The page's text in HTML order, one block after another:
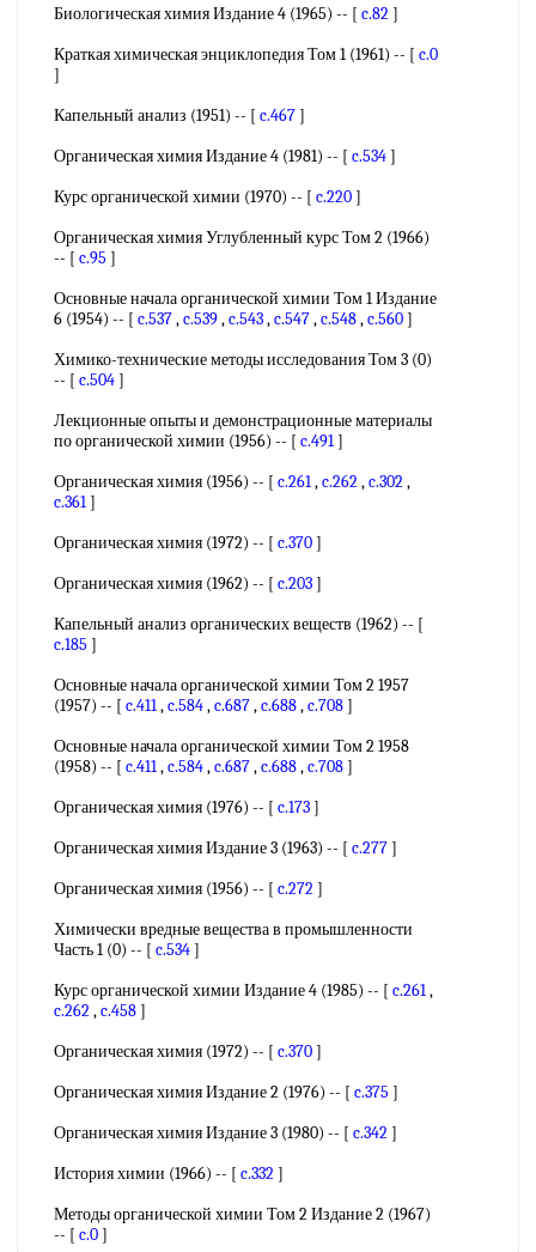
Биологическая химия Издание 4 (1965) -- [ c.82]
Краткая химическая энциклопедия Том 1 (1961) -- [ c.0
]
Капельный анализ (1951) -- [ c.467]
Органическая химия Издание 4 (1981) -- [ c.534]
Курс органической химии (1970) -- [ c.220]
Органическая химия Углубленный курс Том 2 (1966)
-- [ c.95 ]
Основные начала органической химии Том 1 Издание
6 (1954) -- [ c.537,c.539,c.543,c.547,c.548,c.560]
Химико-технические методы исследования Том 3 (0)
-- [ c.504]
Лекционные опыты и демонстрационные материалы
по органической химии (1956) -- [ c.491]
Органическая химия (1956) -- [ c.261,c.262,c.302,
c.361]
Органическая химия (1972) -- [ c.370]
Органическая химия (1962) -- [ c.203]
Капельный анализ органических веществ (1962) -- [
c.185 ]
Основные начала органической химии Том 2 1957
(1957) -- [ c.411,c.584,c.687,c.688,c.708]
Основные начала органической химии Том 2 1958
(1958) -- [ c.411,c.584,c.687,c.688,c.708]
Органическая химия (1976) -- [ c.173]
Органическая химия Издание 3 (1963) -- [ c.277]
Органическая химия (1956) -- [ c.272]
Химически вредные вещества в промышленности
Часть 1 (0) -- [ c.534]
Курс органической химии Издание 4 (1985) -- [ c.261,
c.262,c.458]
Органическая химия (1972) -- [ c.370]
Органическая химия Издание 2 (1976) -- [ c.375 ]
Органическая химия Издание 3 (1980) -- [ c.342]
История химии (1966) -- [ c.332]
Методы органической химии Том 2 Издание 2 (1967)
-- [ c.0]